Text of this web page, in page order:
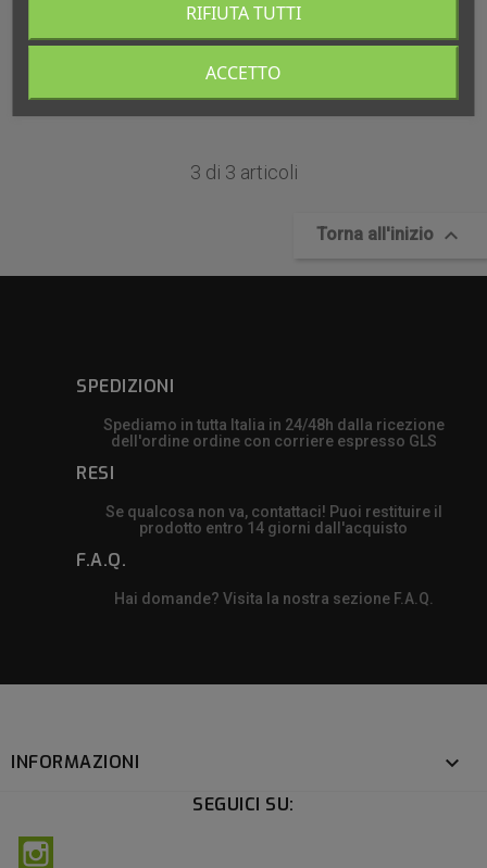
ACTION SOFA 3D
104,41 € 109,90 €
3 di 3 articoli
Torna all'inizio 
SPEDIZIONI
Spediamo in tutta Italia in 24/48h dalla ricezione
dell'ordine ordine con corriere espresso GLS
RESI
Se qualcosa non va, contattaci! Puoi restituire il
prodotto entro 14 giorni dall'acquisto
F.A.Q.
Hai domande? Visita la nostra sezione F.A.Q.
INFORMAZIONI 
SEGUICI SU:
RIFIUTA TUTTI
ACCETTO